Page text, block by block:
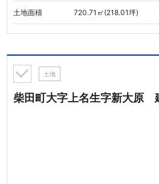
土地面積 720.71㎡(218.01坪)
土地
柴田町大字上名生字新大原